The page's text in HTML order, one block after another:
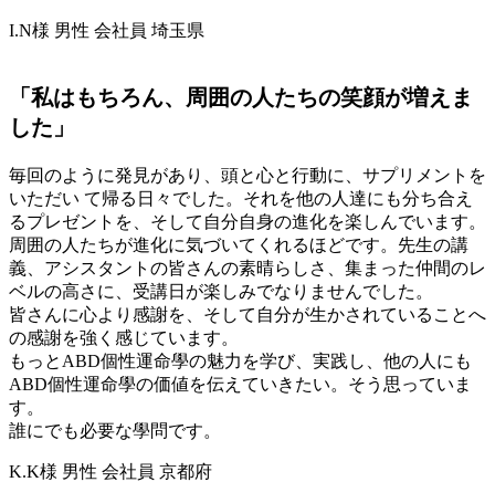
I.N様 男性 会社員 埼玉県
「私はもちろん、周囲の人たちの笑顔が増えま
した」
毎回のように発見があり、頭と心と行動に、サプリメントを
いただい て帰る日々でした。それを他の人達にも分ち合え
るプレゼントを、そして自分自身の進化を楽しんでいます。
周囲の人たちが進化に気づいてくれるほどです。先生の講
義、アシスタントの皆さんの素晴らしさ、集まった仲間のレ
ベルの高さに、受講日が楽しみでなりませんでした。
皆さんに心より感謝を、そして自分が生かされていることへ
の感謝を強く感じています。
もっとABD個性運命學の魅力を学び、実践し、他の人にも
ABD個性運命學の価値を伝えていきたい。そう思っていま
す。
誰にでも必要な學問です。
K.K様 男性 会社員 京都府